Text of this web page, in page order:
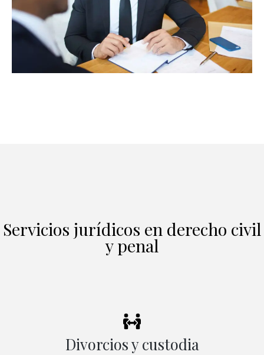
Servicios jurídicos en derecho civil
y penal
Divorcios y custodia